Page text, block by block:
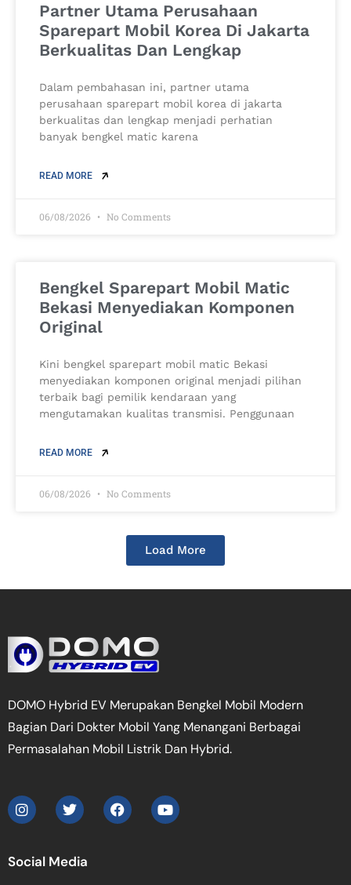
Partner Utama Perusahaan
Sparepart Mobil Korea Di Jakarta
Berkualitas Dan Lengkap
Dalam pembahasan ini, partner utama
perusahaan sparepart mobil korea di jakarta
berkualitas dan lengkap menjadi perhatian
banyak bengkel matic karena
READ MORE
06/08/2026 No Comments
Bengkel Sparepart Mobil Matic
Bekasi Menyediakan Komponen
Original
Kini bengkel sparepart mobil matic Bekasi
menyediakan komponen original menjadi pilihan
terbaik bagi pemilik kendaraan yang
mengutamakan kualitas transmisi. Penggunaan
READ MORE
06/08/2026 No Comments
Load More
DOMO Hybrid EV Merupakan Bengkel Mobil Modern
Bagian Dari Dokter Mobil Yang Menangani Berbagai
Permasalahan Mobil Listrik Dan Hybrid.
Social Media